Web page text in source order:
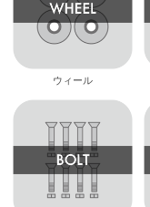
ウィール